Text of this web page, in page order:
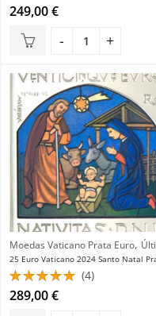
Avaliação
0
de
249,00€
Moedas Vaticano Prata Euro, Últimas 20 Novidades
Avaliação
5.00 de 5
(4)
289,00€